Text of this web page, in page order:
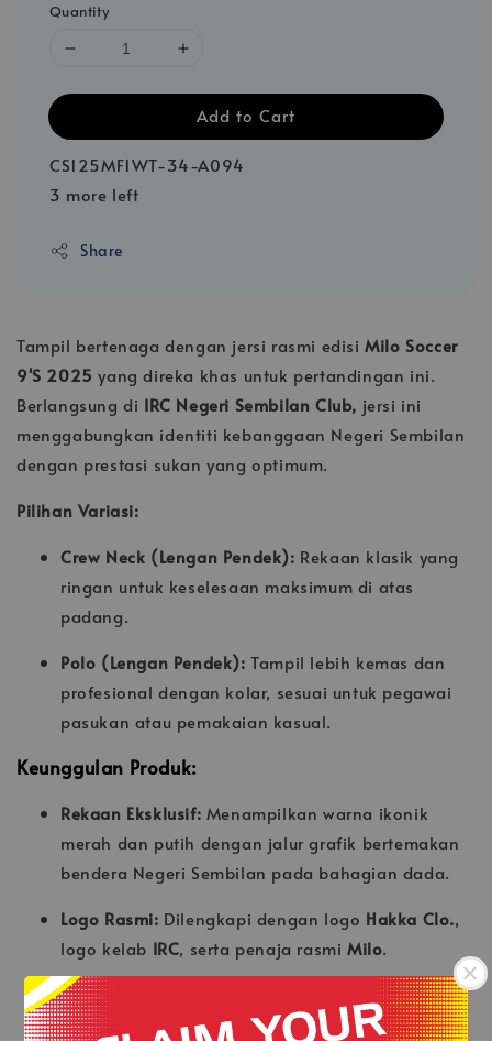
Quantity
Add to Cart
CS125MF1WT-34-A094
3 more left
Share
Tampil bertenaga dengan jersi rasmi edisiMilo Soccer
9'S 2025 yang direka khas untuk pertandingan ini.
Berlangsung di IRC Negeri Sembilan Club, jersi ini
menggabungkan identiti kebanggaan Negeri Sembilan
dengan prestasi sukan yang optimum.
Pilihan Variasi:
Crew Neck (Lengan Pendek): Rekaan klasik yang
ringan untuk keselesaan maksimum di atas
padang.
Polo (Lengan Pendek): Tampil lebih kemas dan
profesional dengan kolar, sesuai untuk pegawai
pasukan atau pemakaian kasual.
Keunggulan Produk:
Rekaan Eksklusif: Menampilkan warna ikonik
merah dan putih dengan jalur grafik bertemakan
bendera Negeri Sembilan pada bahagian dada.
Logo Rasmi: Dilengkapi dengan logo Hakka Clo.,
logo kelab IRC, serta penaja rasmiMilo.
Material Berprestasi:
Menggunakan fabrik
microfiber
yang mempunyai pengudaraan yang